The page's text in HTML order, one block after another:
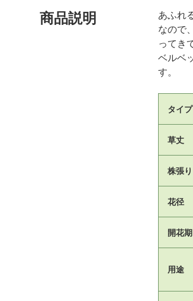
商品説明
あふれ
なので
ってき
ベルベ
す。
タイプ
草丈
株張り
花径
開花期
用途